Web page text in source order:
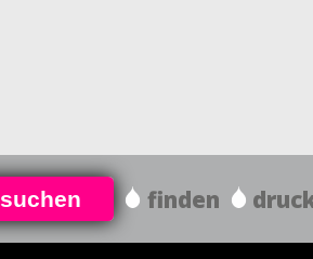
suchen finden